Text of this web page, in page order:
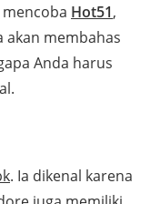
Hot51,
membahas
Anda harus
. Ia dikenal karena